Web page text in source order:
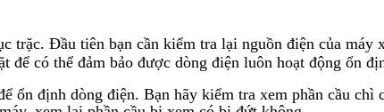
trặc. Đầu tiên bạn cần kiểm tra lại nguồn điện của
để có thể đảm bảo được dòng điện luôn hoạt động ổn
ổn định dòng điện. Bạn hãy kiểm tra xem phần cầu